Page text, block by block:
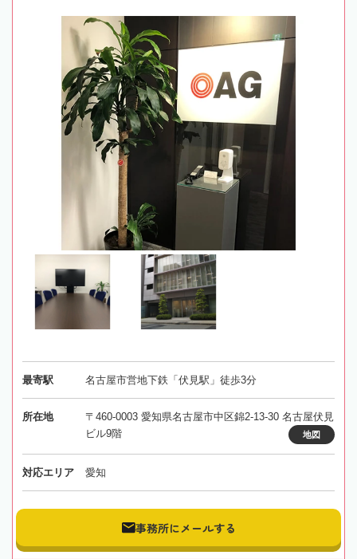
最寄駅 名古屋市営地下鉄「伏見駅」徒歩3分
所在地
〒460-0003 愛知県名古屋市中区錦2-13-30 名古屋伏見
ビル9階
地図
対応エリア 愛知
事務所にメールする